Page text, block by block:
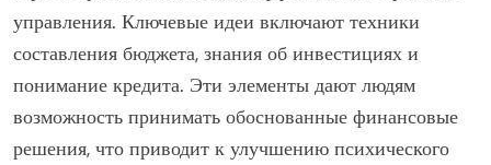
управления. Ключевые идеи включают техники
составления бюджета, знания об инвестициях и
понимание кредита. Эти элементы дают людям
возможность принимать обоснованные финансовые
решения, что приводит к улучшению психического